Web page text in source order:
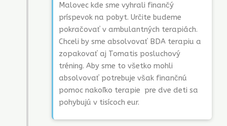
Malovec kde sme vyhrali finančý
príspevok na pobyt. Určite budeme
pokračovať v ambulantných terapiách.
Chceli by sme absolvovať BDA terapiu a
zopakovať aj Tomatis posluchový
tréning. Aby sme to všetko mohli
absolvovať potrebuje však finančnú
pomoc nakoľko terapie pre dve deti sa
pohybujú v tisícoch eur.